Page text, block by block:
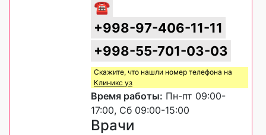
☎
+998-97-406-11-11
+998-55-701-03-03
Скажите, что нашли номер телефона на
Клиникс уз
Время работы: Пн-пт 09:00-
17:00, Сб 09:00-15:00
Врачи